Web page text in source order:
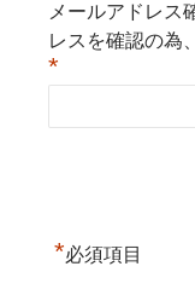
メールアドレス
レスを確認の為
*
*必須項目